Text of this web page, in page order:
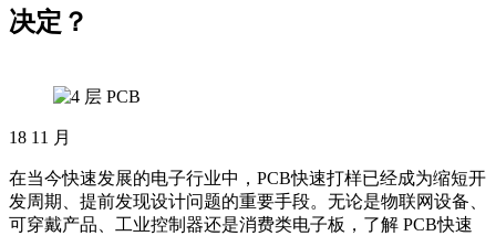
决定？
18 11 月
在当今快速发展的电子行业中，PCB快速打样已经成为缩短开
发周期、提前发现设计问题的重要手段。无论是物联网设备、
可穿戴产品、工业控制器还是消费类电子板，了解 PCB快速